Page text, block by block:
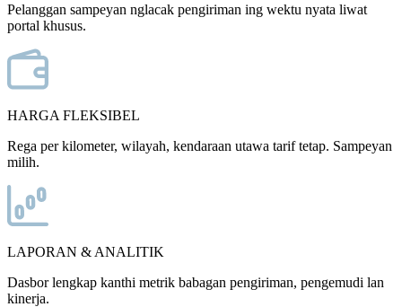
Pelanggan sampeyan nglacak pengiriman ing wektu nyata liwat
portal khusus.
HARGA FLEKSIBEL
Rega per kilometer, wilayah, kendaraan utawa tarif tetap. Sampeyan
milih.
LAPORAN & ANALITIK
Dasbor lengkap kanthi metrik babagan pengiriman, pengemudi lan
kinerja.